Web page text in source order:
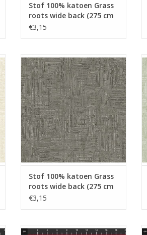
Stof 100% katoen Grass
roots wide back (275 cm
breed!) blauw
€3,15
Stof 100% katoen Grass roots
wide back (275 cm breed!)
donkergrijs
TOEVOEGEN AAN WINKELWAGEN
Stof 100% katoen Grass
roots wide back (275 cm
breed!) donkergrijs
€3,15
Stof 100% katoen rood bolletjes